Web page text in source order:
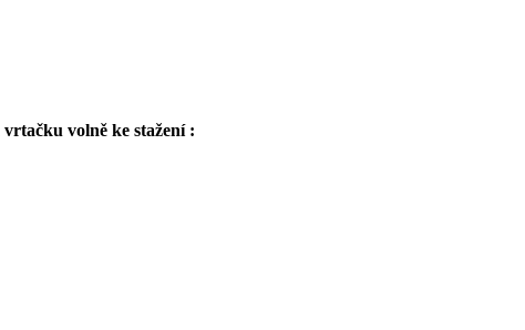
volně ke stažení :